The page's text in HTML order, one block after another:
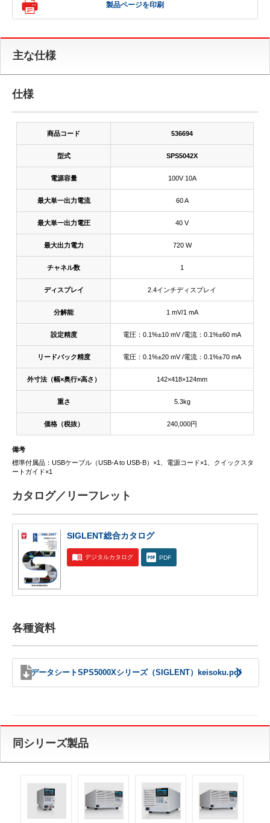
製品ページを印刷
主な仕様
仕様
商品コード 536694
型式 SPS5042X
電源容量 100V 10A
最大単一出力電流 60 A
最大単一出力電圧 40 V
最大出力電力 720 W
チャネル数 1
ディスプレイ 2.4インチディスプレイ
分解能 1 mV/1 mA
設定精度 電圧：0.1%±10 mV /電流：0.1%±60 mA
リードバック精度 電圧：0.1%±20 mV /電流：0.1%±70 mA
外寸法（幅×奥行×高さ） 142×418×124mm
重さ 5.3kg
価格（税抜） 240,000円
備考
標準付属品：USBケーブル（USB-A to USB-B）×1、電源コード×1、クイックスタ
ートガイド×1
カタログ／リーフレット
SIGLENT総合カタログ
デジタルカタログ PDF
各種資料
データシートSPS5000Xシリーズ（SIGLENT）keisoku.pdf
同シリーズ製品